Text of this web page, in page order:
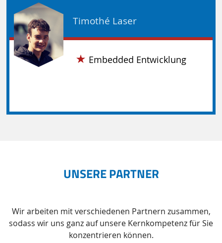
Timothé Laser
Embedded Entwicklung
UNSERE PARTNER
Wir arbeiten mit verschiedenen Partnern zusammen,
sodass wir uns ganz auf unsere Kernkompetenz für Sie
konzentrieren können.